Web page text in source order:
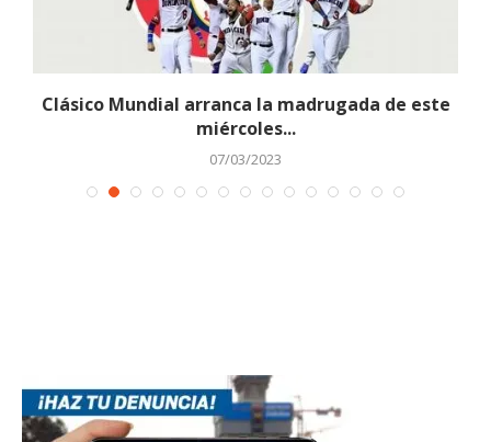
Clásico Mundial arranca la madrugada de este
miércoles...
07/03/2023